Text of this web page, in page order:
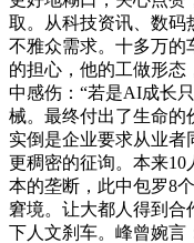
取。从科技资讯、数码
不雅众需求。十多万的
的担心，他的工做形态
中感伤：“若是AI成长
械。最终付出了生命的
实倒是企业要求从业
更稠密的征询。本来
本的垄断，此中包罗8
窘境。让大都人得到
下人文刹车。峰曾婉言